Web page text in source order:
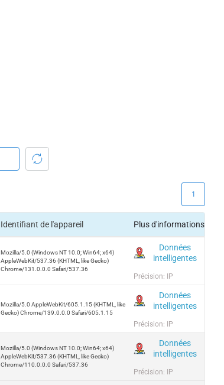
1
Identifiant de l'appareil Plus d'informations
Mozilla/5.0 (Windows NT 10.0; Win64; x64)
AppleWebKit/537.36 (KHTML, like Gecko)
Chrome/131.0.0.0 Safari/537.36
Données
intelligentes
Précision: IP
Mozilla/5.0 AppleWebKit/605.1.15 (KHTML, like
Gecko) Chrome/139.0.0.0 Safari/605.1.15
Données
intelligentes
Précision: IP
Mozilla/5.0 (Windows NT 10.0; Win64; x64)
AppleWebKit/537.36 (KHTML, like Gecko)
Chrome/110.0.0.0 Safari/537.36
Données
intelligentes
Précision: IP